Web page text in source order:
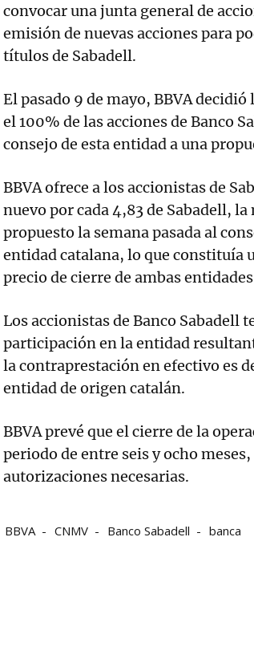
convocar una junta general de
emisión de nuevas acciones para
títulos de Sabadell.
El pasado 9 de mayo, BBVA
el 100% de las acciones de Banco
consejo de esta entidad a una
BBVA ofrece a los accionistas de
nuevo por cada 4,83 de Sabadell,
propuesto la semana pasada al
entidad catalana, lo que constituía
precio de cierre de ambas
Los accionistas de Banco Sabadell
participación en la entidad
la contraprestación en efectivo es
entidad de origen catalán.
BBVA prevé que el cierre de la
periodo de entre seis y ocho
autorizaciones necesarias.
BBVA CNMV Banco Sabadell banca